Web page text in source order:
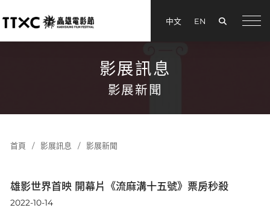
中文 EN
影展訊息
影展新聞
首頁 影展訊息 影展新聞
雄影世界首映 開幕片《流麻溝十五號》票房秒殺
2022-10-14